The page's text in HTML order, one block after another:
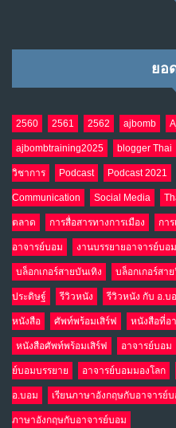
ยอ
2560 2561 2562 ajbomb
ajbombtraining2025 blogger Thai
วิชาการ Podcast Podcast 2021
Communication Social Media
ตลาด การสื่อสารทางการเมือง กา
อาจารย์บอม งานบรรยายอาจารย์บอม
บล็อกเกอร์สายบันเทิง บล็อกเกอร์สา
ประดิษฐ์ รีวิวหนัง รีวิวหนัง กับ อ.บ
หนังสือ ศัพท์พร้อมเสิร์ฟ หนังสือที่อ
หนังสือศัพท์พร้อมเสิร์ฟ อาจารย์บอม
ย์บอมบรรยาย อาจารย์บอมมองโลก
อ.บอม เรียนภาษาอังกฤษกับอาจารย์
ภาษาอังกฤษกับอาจารย์บอม